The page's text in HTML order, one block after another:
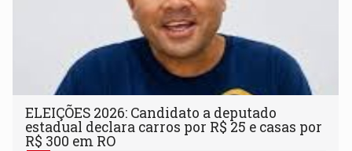
ELEIÇÕES 2026: Candidato a deputado
estadual declara carros por R$ 25 e casas por
R$ 300 em RO